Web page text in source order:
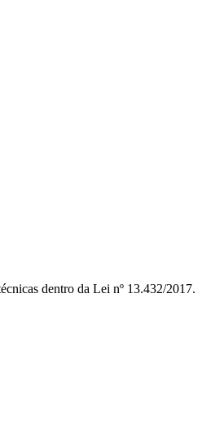
dentro da Lei nº 13.432/2017.